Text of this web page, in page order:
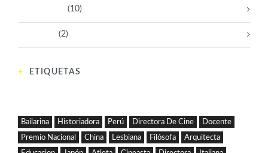
(10)
(2)
ETIQUETAS
Bailarina Historiadora Perú Directora De Cine
Docente
Premio Nacional
China Lesbiana Filósofa
Arquitecta